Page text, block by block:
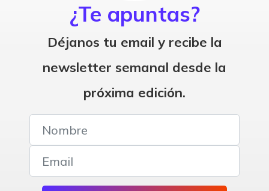
¿Te apuntas?
Déjanos tu email y recibe la
newsletter semanal desde la
próxima edición.